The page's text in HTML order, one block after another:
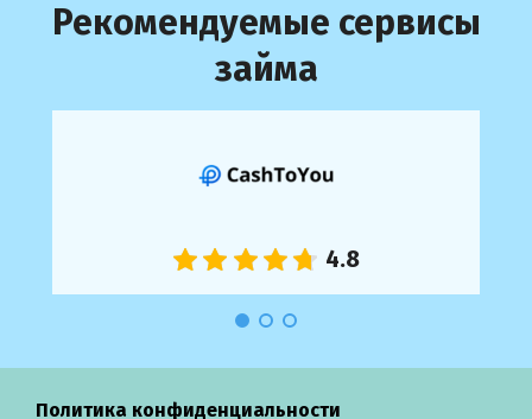
Рекомендуемые сервисы
займа
Политика конфиденциальности